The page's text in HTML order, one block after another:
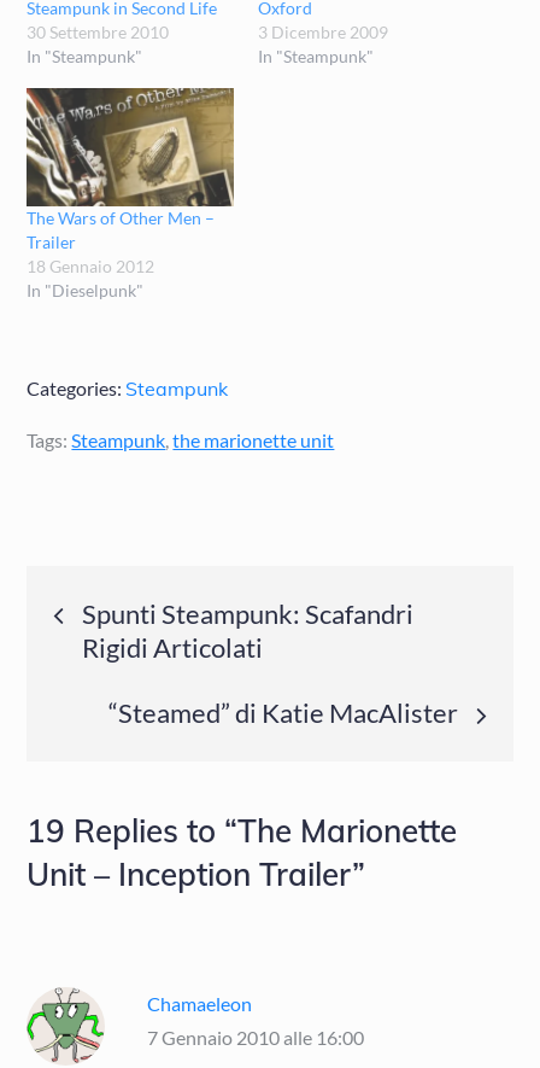
Steampunk in Second Life
30 Settembre 2010
In "Steampunk"
Oxford
3 Dicembre 2009
In "Steampunk"
The Wars of Other Men –
Trailer
18 Gennaio 2012
In "Dieselpunk"
Categories: Steampunk
Tags: Steampunk ,the marionette unit
Navigazione
articoli
Spunti Steampunk: Scafandri
Rigidi Articolati
“Steamed” di Katie MacAlister
19 Replies to “The Marionette
Unit – Inception Trailer”
Chamaeleon
7 Gennaio 2010 alle 16:00